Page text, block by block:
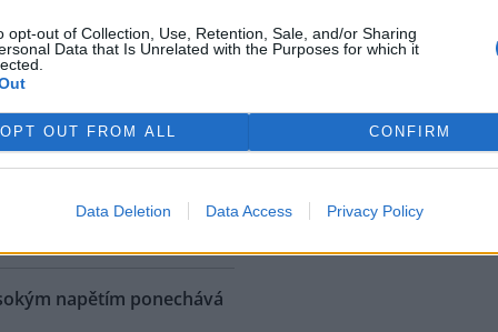
opt-out of Collection, Use, Retention, Sale, and/or Sharing
Data that Is Unrelated with the Purposes for which it
OPT OUT FROM ALL CONFIRM
Data Deletion Data Access Privacy Policy
vedoucí obory Březka u
u Křížků nedaleko Prahy
u soudu odmítl
která ho viní ze surového
zvířat. Někdejší myslivecký
Šellenga ubližoval
pastí. Jednu z
mu hrozí až
napětím ponechává